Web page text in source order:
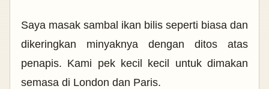
Saya masak sambal ikan bilis seperti biasa dan
dikeringkan minyaknya dengan ditos atas
penapis. Kami pek kecil kecil untuk dimakan
semasa di London dan Paris.